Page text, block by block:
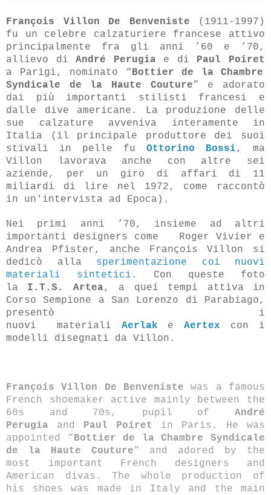
François Villon De Benveniste (1911-1997)
fu un celebre calzaturiere francese attivo
principalmente fra gli anni ’60 e ’70,
allievo diAndré Perugiae di Paul Poiret
a Parigi, nominato “Bottier de la Chambre
Syndicale de la Haute Couture” e adorato
dai più importanti stilisti francesi e
dalle dive americane. La produzione delle
sue calzature avveniva interamente in
Italia (il principale produttore dei suoi
stivali in pelle fu Ottorino Bossi, ma
Villon lavorava anche con altre sei
aziende, per un giro di affari di 11
miliardi di lire nel 1972, come raccontò
in un'intervista ad Epoca).
Nei primi anni ’70, insieme ad altri
importanti designers come Roger Vivier e
Andrea Pfister , anche François Villon si
dedicò alla sperimentazione coi nuovi
materiali sintetici . Con queste foto
la I.T.S. Artea, a quei tempi attiva in
Corso Sempione a San Lorenzo di Parabiago,
presentò i
nuovi
materiali Aerlak e Aertex con i
modelli disegnati da Villon.
François Villon De Benveniste was a famous
French shoemaker active mainly between the
60s and 70s, pupil of André
Perugia and Paul Poiret
in Paris. He was
appointed “Bottier de la Chambre Syndicale
de la Haute Couture” and adored by the
most important French designers and
American divas. The whole production of
his shoes was made in Italy and the main